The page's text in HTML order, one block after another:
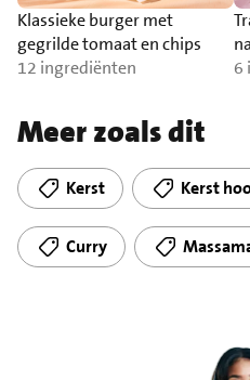
Klassieke burger met
gegrilde tomaat en chips
12 ingrediënten
6
Meer zoals dit
Kerst Kerst
Curry